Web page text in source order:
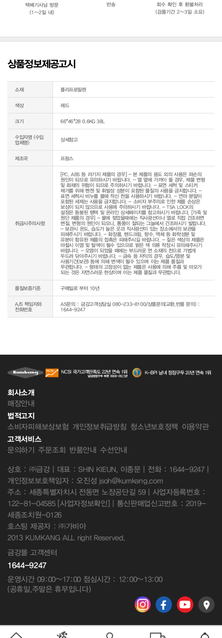
택배기사님 방문
(1~2일 내)
반송
회수 확인 후 환불처리
(검품기간 2~3일 소요)
상품정보제공고시
소재 폴리프로필렌
색상 레드
크기 66*46*28 0.6KG 38L
수입자명 (수입
업체명)
상세참고
제조국 프랑스
취급시주의사항
[PC, ABS 등 러기지 제품의 경우] - 본 제품의 용도 외의 사용은 파손의
원인이 되므로 유의하시기 바랍니다. - 열 옆에 가까이 둘 경우, 제품 변형
및 화재의 위험이 되므로 주의하시기 바랍니다. - 표면 세척 및 스티커
제거를 위해 벤젠 및 휘발성 성분이 포함된 물질의 사용을 금지합니다. -
표면 세척시 비누를 물에 적신 천을 사용하시기 바랍니다. - 연마 분말이
포함된 세제는 사용을 금지합니다. - 소비자 부주의로 인한 제품 손상은
보상이 되지 않으므로 사용에 주의하시기 바랍니다. - TSA LOCK의
설정은 동봉된 행텍 및 온라인 상세페이지를 참고하시기 바랍니다. [가죽 및
원단 제품의 경우] - 물에 젖었을때에는 직사광선이나 열로 직접 건조하면
변질, 변형의 원인이 되오니, 통풍이 잘되는 그늘에서 건조하시기 발랍니다.
- 보관시 온도, 습도가 높은 곳과 직사광선이 있는 장소에서의 보관을
피해주시기 바랍니다. - 화장품, 핸드크림, 향수, 액체 등 화학성분 및
유분이 함유된 제품의 접촉은 피해주시길 바랍니다. - 짙은 색상의 제품은
마찰시 이염 및 탈색이 될수 있으므로 밝은 색 의류 착장시 유의해주시기
바랍니다. - 오염이 되었을 때에는 부드러운 면 소재의 천으로 가볍게
두드려 닦아주시기 바랍니다. - 금속 등 자익의 경우, 습도/염분 및
사용기간(보관) 등에 의해 변색이 될수 있으며 이는 제품 품질과
무관합니다. - 형태의 고정성이 없는 제품은 사용에 의해 주름 및 마모가
되는 것은 자연스러운 현상이며 이는 제품 품질과 무관합니다.
품질보증기준 구매일로 부터 10년
A/S 책임자와
전화번호
AS문의 : 금강고객상담실 080-233-8100/상품문의(교환,반품 문의) :
1644-9247
회사소개
매장안내
법적고지
소비자피해보상보험 개인정보취급방침 청소년보호정책 이용약관
고객서비스
문의하기 주문조회 반품안내 수선안내
상호 : ㈜금강 | 대표 : SHIN KIEUN, 이종문 | 전화 : 1644-9247 |
개인정보보호책임자 : 오진성 jsoh@kumkang.com
주소 : 세종특별자치시 전동면 노장공단길 59 | 사업자등록번호 :
122-81-04585 [사업자정보확인] | 통신판매업신고번호 : 2019-
세종조치원-0126
호스팅 제공자 : ㈜가비아
2013 KUMKANG ALL right Reserved.
금강몰 고객센터
1644-9247
운영시간 09:00~17:00 점심시간 : 12:00~13:00
(공휴일,주말은 휴무입니다)